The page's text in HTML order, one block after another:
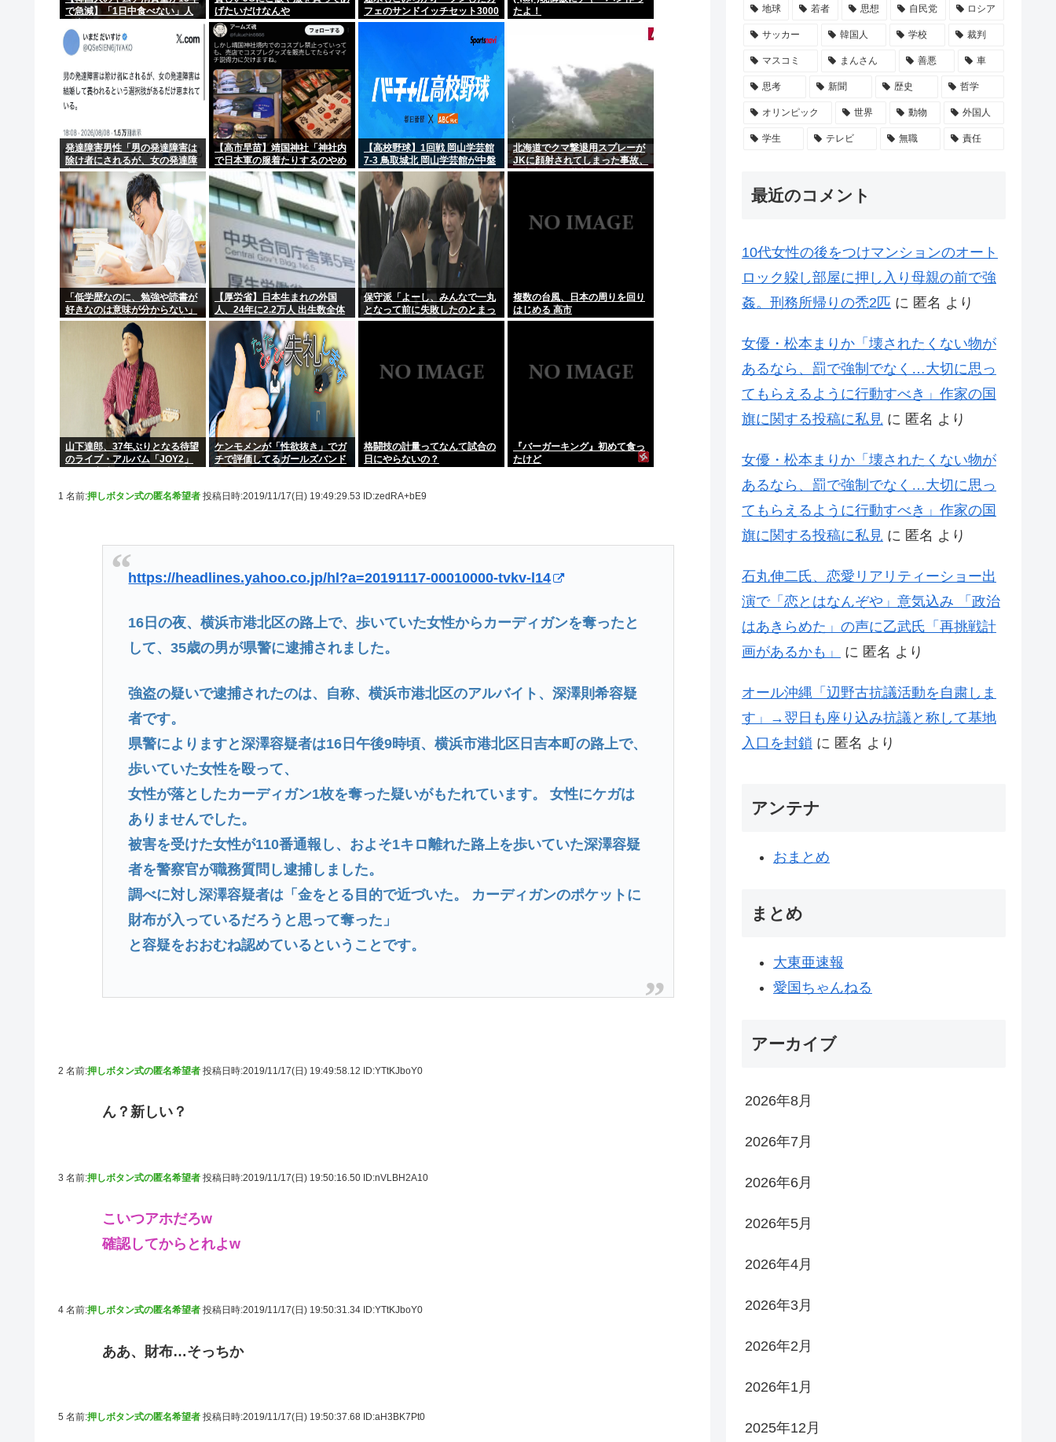
で急減】「1日中食べない」人
げたいだけなんや
フェのサンドイッチセット3000
円www
たよ！
発達障害男性「男の発達障害は
除け者にされるが、女の発達障
害は結婚して養われるという選
択肢があるだけ恵まれている」
【高市早苗】靖国神社「神社内
で日本軍の服着たりするのやめ
ろ！」遊就館のお土産屋がこち
ら
【高校野球】1回戦 岡山学芸館
7-3 鳥取城北 岡山学芸館が中盤
に逆転し2回戦進出 鳥取県勢、
夏の甲子園11連敗
北海道でクマ撃退用スプレーが
JKに顔射されてしまった事故、
引率者が腰に装着していたもの
「低学歴なのに、勉強や読書が
好きなのは意味が分からない」
SNS炎上に東大出身者が反応。
「高学歴=地頭もいい」という
認識が間違っているワケ
【厚労省】日本生まれの外国
人、24年に2.2万人 出生数全体
の3.2%
保守派「よーし、みんなで一丸
となって前に失敗したのとまっ
たく同じ道を行くぞ！！」 これ
複数の台風、日本の周りを回り
はじめる 高市
山下達郎、37年ぶりとなる待望
のライブ・アルバム「JOY2」
ケンモメンが「性欲抜き」でガ
チで評価してるガールズバンド
格闘技の計量ってなんて試合の
日にやらないの？
『バーガーキング』初めて食っ
たけど
1 名前:押しボタン式の匿名希望者 投稿日時:2019/11/17(日) 19:49:29.53 ID:zedRA+bE9
https://headlines.yahoo.co.jp/hl?a=20191117-00010000-tvkv-l14
16日の夜、横浜市港北区の路上で、歩いていた女性からカーディガンを奪ったと
して、35歳の男が県警に逮捕されました。
強盗の疑いで逮捕されたのは、自称、横浜市港北区のアルバイト、深澤則希容疑
者です。
県警によりますと深澤容疑者は16日午後9時頃、横浜市港北区日吉本町の路上で、
歩いていた女性を殴って、
女性が落としたカーディガン1枚を奪った疑いがもたれています。 女性にケガは
ありませんでした。
被害を受けた女性が110番通報し、およそ1キロ離れた路上を歩いていた深澤容疑
者を警察官が職務質問し逮捕しました。
調べに対し深澤容疑者は「金をとる目的で近づいた。 カーディガンのポケットに
財布が入っているだろうと思って奪った」
と容疑をおおむね認めているということです。
2 名前:押しボタン式の匿名希望者 投稿日時:2019/11/17(日) 19:49:58.12 ID:YTtKJboY0
ん？新しい？
3 名前:押しボタン式の匿名希望者 投稿日時:2019/11/17(日) 19:50:16.50 ID:nVLBH2A10
こいつアホだろw
確認してからとれよw
4 名前:押しボタン式の匿名希望者 投稿日時:2019/11/17(日) 19:50:31.34 ID:YTtKJboY0
ああ、財布…そっちか
5 名前:押しボタン式の匿名希望者 投稿日時:2019/11/17(日) 19:50:37.68 ID:aH3BK7Pt0
地球 若者 思想 自民党 ロシア
サッカー 韓国人 学校 裁判
マスコミ まんさん 善悪 車
思考 新聞 歴史 哲学
オリンピック 世界 動物 外国人
学生 テレビ 無職 責任
最近のコメント
10代女性の後をつけマンションのオート
ロック躱し部屋に押し入り母親の前で強
姦。刑務所帰りの禿2匹 に 匿名 より
女優・松本まりか「壊されたくない物が
あるなら、罰で強制でなく…大切に思っ
てもらえるように行動すべき」作家の国
旗に関する投稿に私見 に 匿名 より
女優・松本まりか「壊されたくない物が
あるなら、罰で強制でなく…大切に思っ
てもらえるように行動すべき」作家の国
旗に関する投稿に私見 に 匿名 より
石丸伸二氏、恋愛リアリティーショー出
演で「恋とはなんぞや」意気込み 「政治
はあきらめた」の声に乙武氏「再挑戦計
画があるかも」
に 匿名 より
オール沖縄「辺野古抗議活動を自粛しま
す」→翌日も座り込み抗議と称して基地
入口を封鎖 に 匿名 より
アンテナ
おまとめ
まとめ
大東亜速報
愛国ちゃんねる
アーカイブ
2026年8月
2026年7月
2026年6月
2026年5月
2026年4月
2026年3月
2026年2月
2026年1月
2025年12月